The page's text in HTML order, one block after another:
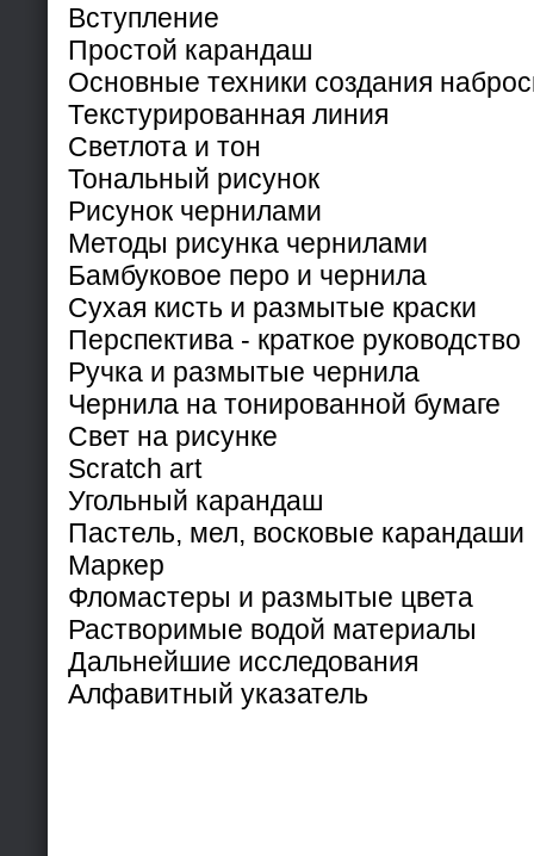
Вступление
Простой карандаш
Основные техники создания
Текстурированная линия
Светлота и тон
Тональный рисунок
Рисунок чернилами
Методы рисунка чернилами
Бамбуковое перо и чернила
Сухая кисть и размытые краски
Перспектива - краткое руководство
Ручка и размытые чернила
Чернила на тонированной бумаге
Свет на рисунке
Scratch art
Угольный карандаш
Пастель, мел, восковые карандаши
Маркер
Фломастеры и размытые цвета
Растворимые водой материалы
Дальнейшие исследования
Алфавитный указатель